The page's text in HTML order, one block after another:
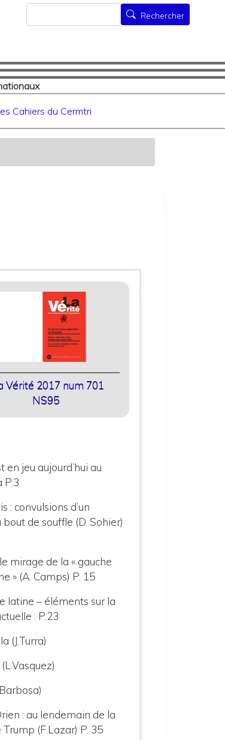
Rechercher
Rechercher
Cahiers du Cermtri
Vérité 2017 num 701
NS95
en jeu aujourd’hui au
P.3
: convulsions d’un
de souffle (D. Sohier)
mirage de la « gauche
» (A. Camps) P. 15
latine – éléments sur la
: P.23
(J.Turra)
: au lendemain de la
(F.Lazar) P. 35